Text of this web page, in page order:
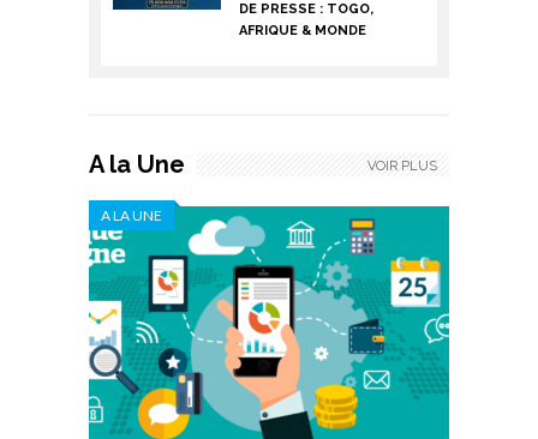
DE PRESSE : TOGO,
AFRIQUE & MONDE
A la Une
A LA UNE
VOIR PLUS